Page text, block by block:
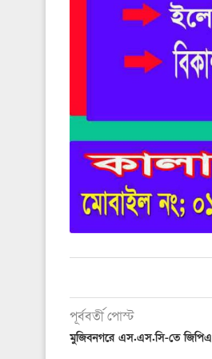
পূর্ববর্তী পোস্ট
মুজিবনগরে এস.এস.সি-তে জিপিএ-৫